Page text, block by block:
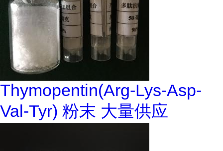
Thymopentin(Arg-Lys-Asp-
Val-Tyr) 粉末 大量供应